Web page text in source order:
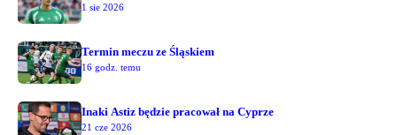
1 sie 2026
Termin meczu ze Śląskiem
16 godz. temu
Inaki Astiz będzie pracował na Cyprze
21 cze 2026